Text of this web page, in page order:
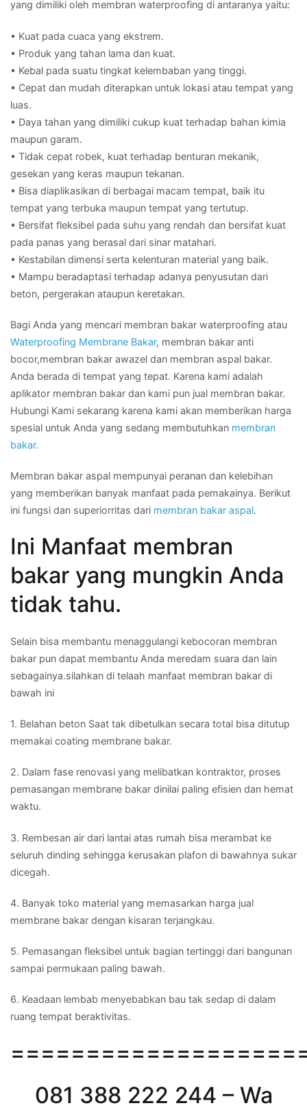
yang dimiliki oleh membran waterproofing di antaranya yaitu:
• Kuat pada cuaca yang ekstrem.
• Produk yang tahan lama dan kuat.
• Kebal pada suatu tingkat kelembaban yang tinggi.
• Cepat dan mudah diterapkan untuk lokasi atau tempat yang
luas.
• Daya tahan yang dimiliki cukup kuat terhadap bahan kimia
maupun garam.
• Tidak cepat robek, kuat terhadap benturan mekanik,
gesekan yang keras maupun tekanan.
• Bisa diaplikasikan di berbagai macam tempat, baik itu
tempat yang terbuka maupun tempat yang tertutup.
• Bersifat fleksibel pada suhu yang rendah dan bersifat kuat
pada panas yang berasal dari sinar matahari.
• Kestabilan dimensi serta kelenturan material yang baik.
• Mampu beradaptasi terhadap adanya penyusutan dari
beton, pergerakan ataupun keretakan.
Bagi Anda yang mencari membran bakar waterproofing atau
Waterproofing Membrane Bakar, membran bakar anti
bocor,membran bakar awazel dan membran aspal bakar.
Anda berada di tempat yang tepat. Karena kami adalah
aplikator membran bakar dan kami pun jual membran bakar.
Hubungi Kami sekarang karena kami akan memberikan harga
spesial untuk Anda yang sedang membutuhkan membran
bakar.
Membran bakar aspal mempunyai peranan dan kelebihan
yang memberikan banyak manfaat pada pemakainya. Berikut
ini fungsi dan superiorritas dari membran bakar aspal.
Ini Manfaat membran
bakar yang mungkin Anda
tidak tahu.
Selain bisa membantu menaggulangi kebocoran membran
bakar pun dapat membantu Anda meredam suara dan lain
sebagainya.silahkan di telaah manfaat membran bakar di
bawah ini
1. Belahan beton Saat tak dibetulkan secara total bisa ditutup
memakai coating membrane bakar.
2. Dalam fase renovasi yang melibatkan kontraktor, proses
pemasangan membrane bakar dinilai paling efisien dan hemat
waktu.
3. Rembesan air dari lantai atas rumah bisa merambat ke
seluruh dinding sehingga kerusakan plafon di bawahnya sukar
dicegah.
4. Banyak toko material yang memasarkan harga jual
membrane bakar dengan kisaran terjangkau.
5. Pemasangan fleksibel untuk bagian tertinggi dari bangunan
sampai permukaan paling bawah.
6. Keadaan lembab menyebabkan bau tak sedap di dalam
ruang tempat beraktivitas.
081 388 222 244 – Wa